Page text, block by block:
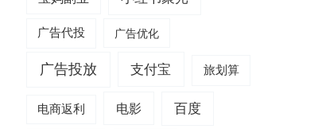
广告代投 广告优化
广告投放 支付宝 旅划算
电商返利 电影 百度